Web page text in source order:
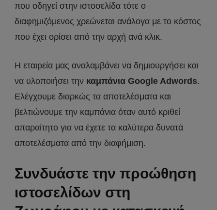
που οδηγεί στην ιστοσελίδα τότε ο
διαφημιζόμενος χρεώνεται ανάλογα με το κόστος
που έχει ορίσει από την αρχή ανά κλικ.
Η εταιρεία μας αναλαμβάνει να δημιουργήσει και
να υλοποιήσει την καμπάνια Google Adwords.
Ελέγχουμε διαρκώς τα αποτελέσματα και
βελτιώνουμε την καμπάνια όταν αυτό κριθεί
απαραίτητο για να έχετε τα καλύτερα δυνατά
αποτελέσματα από την διαφήμιση.
Συνδυάστε την προώθηση
ιστοσελίδων στη